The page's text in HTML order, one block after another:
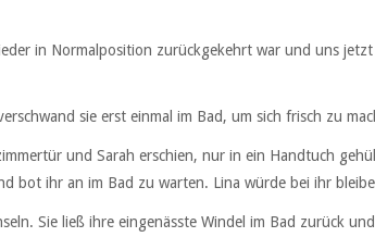
in Normalposition zurückgekehrt war und uns
sie erst einmal im Bad, um sich frisch zu
und Sarah erschien, nur in ein Handtuch
bot ihr an im Bad zu warten. Lina würde bei ihr
Sie ließ ihre eingenässte Windel im Bad zurück